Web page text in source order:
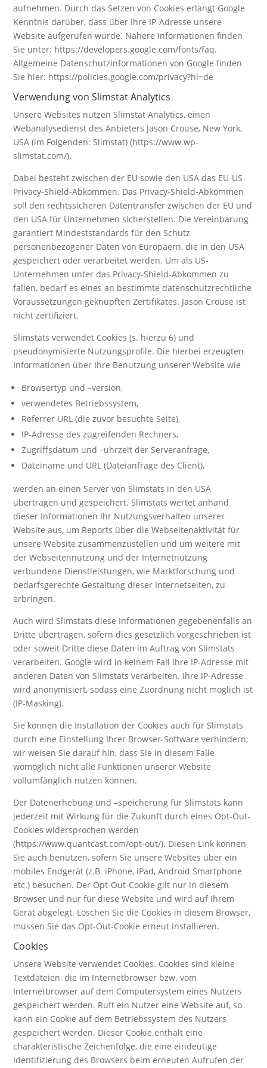
aufnehmen. Durch das Setzen von Cookies erlangt Google
Kenntnis darüber, dass über Ihre IP-Adresse unsere
Website aufgerufen wurde. Nähere Informationen finden
Sie unter: https://developers.google.com/fonts/faq.
Allgemeine Datenschutzinformationen von Google finden
Sie hier: https://policies.google.com/privacy?hl=de
Verwendung von Slimstat Analytics
Unsere Websites nutzen Slimstat Analytics, einen
Webanalysedienst des Anbieters Jason Crouse, New York,
USA (im Folgenden: Slimstat) (https://www.wp-
slimstat.com/).
Dabei besteht zwischen der EU sowie den USA das EU-US-
Privacy-Shield-Abkommen. Das Privacy-Shield-Abkommen
soll den rechtssicheren Datentransfer zwischen der EU und
den USA für Unternehmen sicherstellen. Die Vereinbarung
garantiert Mindeststandards für den Schutz
personenbezogener Daten von Europäern, die in den USA
gespeichert oder verarbeitet werden. Um als US-
Unternehmen unter das Privacy-Shield-Abkommen zu
fallen, bedarf es eines an bestimmte datenschutzrechtliche
Voraussetzungen geknüpften Zertifikates. Jason Crouse ist
nicht zertifiziert.
Slimstats verwendet Cookies (s. hierzu 6) und
pseudonymisierte Nutzungsprofile. Die hierbei erzeugten
Informationen über Ihre Benutzung unserer Website wie
Browsertyp und –version,
verwendetes Betriebssystem,
Referrer URL (die zuvor besuchte Seite),
IP-Adresse des zugreifenden Rechners,
Zugriffsdatum und –uhrzeit der Serveranfrage,
Dateiname und URL (Dateianfrage des Client),
werden an einen Server von Slimstats in den USA
übertragen und gespeichert. Slimstats wertet anhand
dieser Informationen Ihr Nutzungsverhalten unserer
Website aus, um Reports über die Webseitenaktivität für
unsere Website zusammenzustellen und um weitere mit
der Webseitennutzung und der Internetnutzung
verbundene Dienstleistungen, wie Marktforschung und
bedarfsgerechte Gestaltung dieser Internetseiten, zu
erbringen.
Auch wird Slimstats diese Informationen gegebenenfalls an
Dritte übertragen, sofern dies gesetzlich vorgeschrieben ist
oder soweit Dritte diese Daten im Auftrag von Slimstats
verarbeiten. Google wird in keinem Fall Ihre IP-Adresse mit
anderen Daten von Slimstats verarbeiten. Ihre IP-Adresse
wird anonymisiert, sodass eine Zuordnung nicht möglich ist
(IP-Masking).
Sie können die Installation der Cookies auch für Slimstats
durch eine Einstellung Ihrer Browser-Software verhindern;
wir weisen Sie darauf hin, dass Sie in diesem Falle
womöglich nicht alle Funktionen unserer Website
vollumfänglich nutzen können.
Der Datenerhebung und –speicherung für Slimstats kann
jederzeit mit Wirkung für die Zukunft durch eines Opt-Out-
Cookies widersprochen werden
(https://www.quantcast.com/opt-out/). Diesen Link können
Sie auch benutzen, sofern Sie unsere Websites über ein
mobiles Endgerät (z.B. iPhone, iPad, Android Smartphone
etc.) besuchen. Der Opt-Out-Cookie gilt nur in diesem
Browser und nur für diese Website und wird auf Ihrem
Gerät abgelegt. Löschen Sie die Cookies in diesem Browser,
müssen Sie das Opt-Out-Cookie erneut installieren.
Cookies
Unsere Website verwendet Cookies. Cookies sind kleine
Textdateien, die im Internetbrowser bzw. vom
Internetbrowser auf dem Computersystem eines Nutzers
gespeichert werden. Ruft ein Nutzer eine Website auf, so
kann ein Cookie auf dem Betriebssystem des Nutzers
gespeichert werden. Dieser Cookie enthält eine
charakteristische Zeichenfolge, die eine eindeutige
Identifizierung des Browsers beim erneuten Aufrufen der